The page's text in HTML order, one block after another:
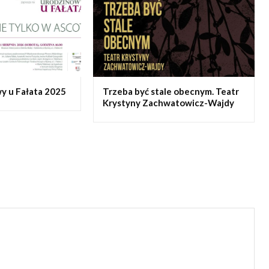
u Fałata 2025
Trzeba być stale obecnym. Teatr
Krystyny Zachwatowicz-Wajdy